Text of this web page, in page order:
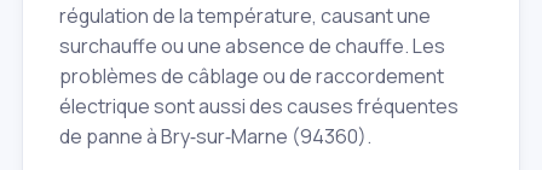
régulation de la température, causant une
surchauffe ou une absence de chauffe. Les
problèmes de câblage ou de raccordement
électrique sont aussi des causes fréquentes
de panne à Bry‑sur‑Marne (94360).